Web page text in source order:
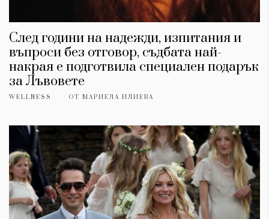
След години на надежди, изпитания и
въпроси без отговор, съдбата най-
накрая е подготвила специален подарък
за Лъвовете
WELLNESS ОТ МАРИЕЛА ИЛИЕВА
СЛЕДВАЙТЕ НИ
Facebook Instagram Twitter
Pinterest
YouTube
Spotify Soundcloud
седмичния ни нюзлетър тук:
© 2026, HighViewArt | Всички права запазени